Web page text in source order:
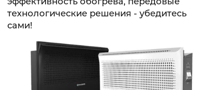
технологические решения - убедитесь
сами!